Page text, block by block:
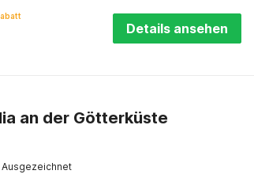
Details ansehen
an der Götterküste
Ausgezeichnet